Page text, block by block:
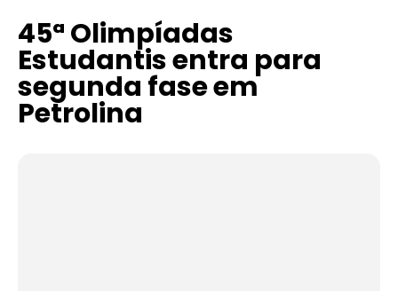
45ª Olimpíadas
Estudantis entra para
segunda fase em
Petrolina